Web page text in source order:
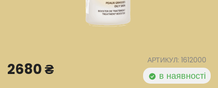
2680 ₴ АРТИКУЛ: 1612000
в наявності